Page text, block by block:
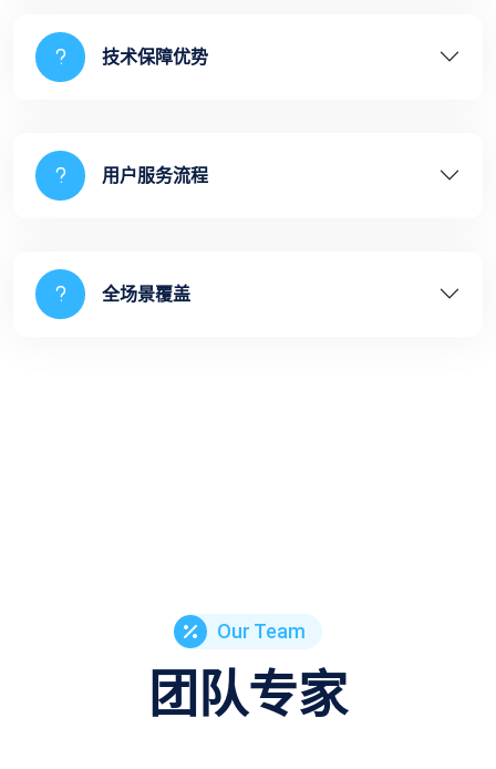
技术保障优势
用户服务流程
全场景覆盖
Our Team
团队专家